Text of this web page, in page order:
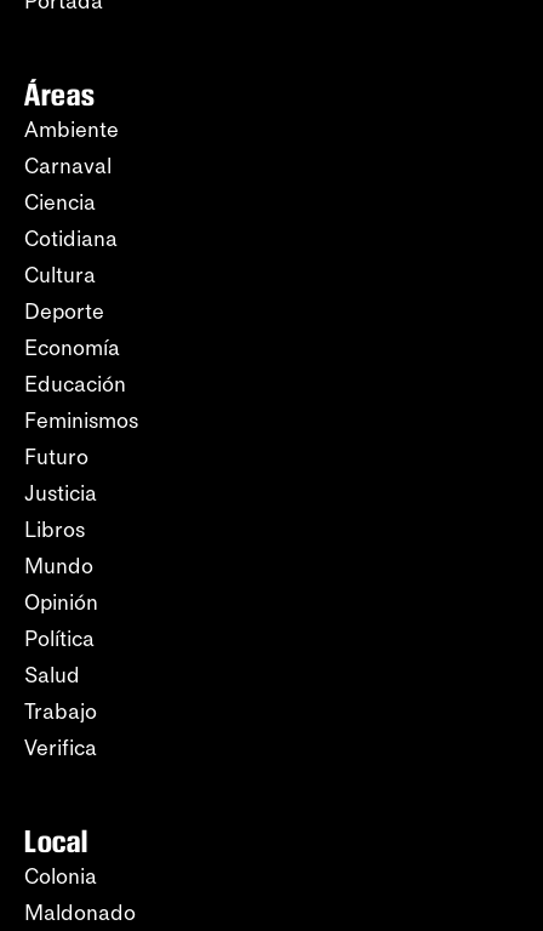
Áreas
Ambiente
Carnaval
Ciencia
Cotidiana
Cultura
Deporte
Economía
Educación
Feminismos
Futuro
Justicia
Libros
Mundo
Opinión
Política
Salud
Trabajo
Verifica
Local
Colonia
Maldonado